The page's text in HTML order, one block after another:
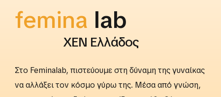
femina rightslab
ΧΕΝ Ελλάδος
Στο Feminalab, πιστεύουμε στη δύναμη της γυναίκας
να αλλάξει τον κόσμο γύρω της. Μέσα από γνώση,